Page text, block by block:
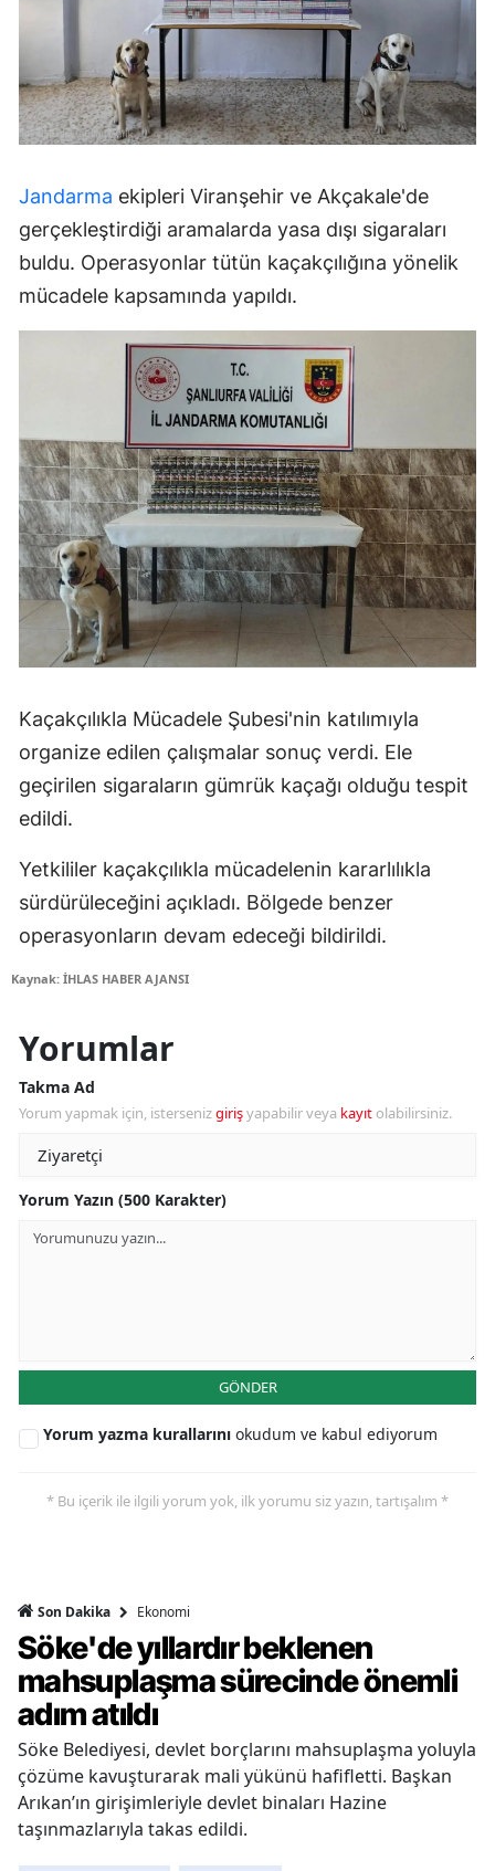
Jandarma ekipleri Viranşehir ve Akçakale'de
gerçekleştirdiği aramalarda yasa dışı sigaraları
buldu. Operasyonlar tütün kaçakçılığına yönelik
mücadele kapsamında yapıldı.
Kaçakçılıkla Mücadele Şubesi'nin katılımıyla
organize edilen çalışmalar sonuç verdi. Ele
geçirilen sigaraların gümrük kaçağı olduğu tespit
edildi.
Yetkililer kaçakçılıkla mücadelenin kararlılıkla
sürdürüleceğini açıkladı. Bölgede benzer
operasyonların devam edeceği bildirildi.
Kaynak: İHLAS HABER AJANSI
Yorumlar
Takma Ad
Yorum yapmak için, istersenizgirişyapabilir veya kayıt olabilirsiniz.
Yorum Yazın (500 Karakter)
GÖNDER
Yorum yazma kurallarını okudum ve kabul ediyorum
* Bu içerik ile ilgili yorum yok, ilk yorumu siz yazın, tartışalım *
Son Dakika Ekonomi
Söke'de yıllardır beklenen
mahsuplaşma sürecinde önemli
adım atıldı
Söke Belediyesi, devlet borçlarını mahsuplaşma yoluyla
çözüme kavuşturarak mali yükünü hafifletti. Başkan
Arıkan’ın girişimleriyle devlet binaları Hazine
taşınmazlarıyla takas edildi.